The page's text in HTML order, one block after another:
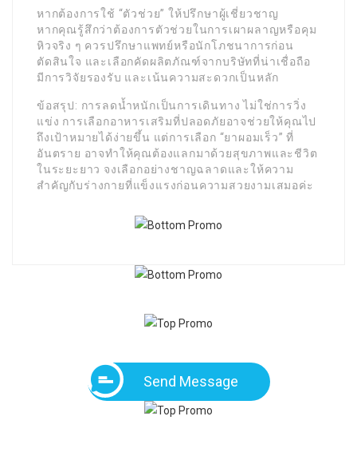
หากต้องการใช้ “ตัวช่วย” ให้ปรึกษาผู้เชี่ยวชาญ
หากคุณรู้สึกว่าต้องการตัวช่วยในการเผาผลาญหรือคุม
หิวจริง ๆ ควรปรึกษาแพทย์หรือนักโภชนาการก่อน
ตัดสินใจ และเลือกคัดผลิตภัณฑ์จากบริษัทที่น่าเชื่อถือ
มีการวิจัยรองรับ และเน้นความสะดวกเป็นหลัก
ข้อสรุป: การลดน้ำหนักเป็นการเดินทาง ไม่ใช่การวิ่ง
แข่ง การเลือกอาหารเสริมที่ปลอดภัยอาจช่วยให้คุณไป
ถึงเป้าหมายได้ง่ายขึ้น แต่การเลือก “ยาผอมเร็ว” ที่
อันตราย อาจทำให้คุณต้องแลกมาด้วยสุขภาพและชีวิต
ในระยะยาว จงเลือกอย่างชาญฉลาดและให้ความ
สำคัญกับร่างกายที่แข็งแรงก่อนความสวยงามเสมอค่ะ
Send Message